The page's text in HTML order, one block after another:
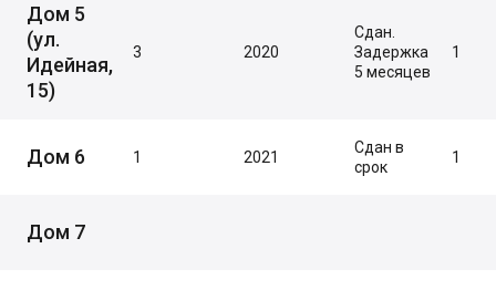
Дом 5
(ул.
Идейная,
15)
3 2020
Сдан.
Задержка
5 месяцев
1
Дом 6 1 2021
Сдан в
срок
1
Дом 7